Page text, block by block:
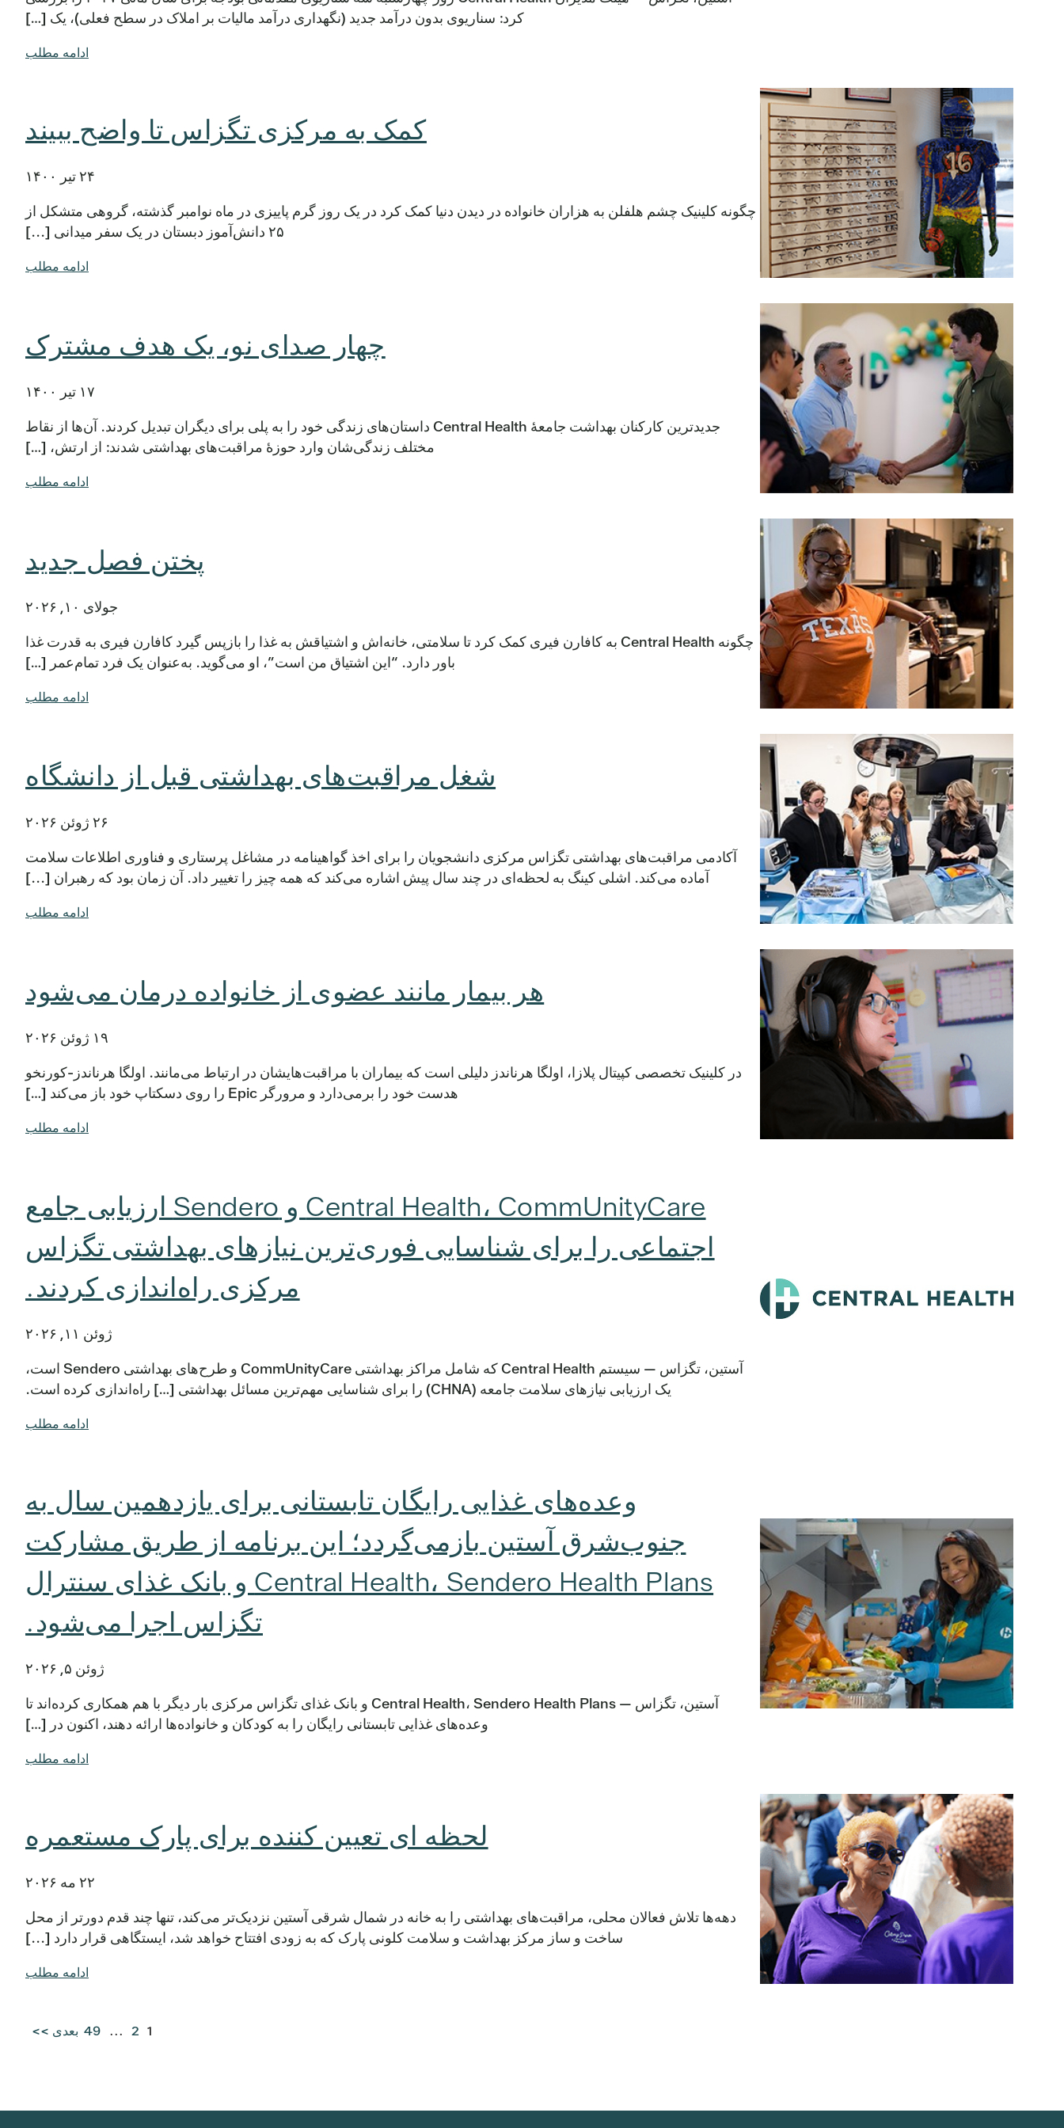
کرد: سناریوی بدون درآمد جدید (نگهداری درآمد مالیات بر املاک در سطح فعلی)، یک […]
ادامه مطلب
کمک به مرکزی تگزاس تا واضح ببیند
۲۴ تیر ۱۴۰۰
چگونه کلینیک چشم هلفلن به هزاران خانواده در دیدن دنیا کمک کرد در یک روز گرم پاییزی در ماه نوامبر گذشته، گروهی متشکل از
۲۵ دانش‌آموز دبستان در یک سفر میدانی [...]
ادامه مطلب
چهار صدای نو، یک هدف مشترک
۱۷ تیر ۱۴۰۰
جدیدترین کارکنان بهداشت جامعهٔ Central Health داستان‌های زندگی خود را به پلی برای دیگران تبدیل کردند. آن‌ها از نقاط
مختلف زندگی‌شان وارد حوزهٔ مراقبت‌های بهداشتی شدند: از ارتش، […]
ادامه مطلب
پختن فصل جدید
جولای ۱۰, ۲۰۲۶
چگونه Central Health به کافارن فیری کمک کرد تا سلامتی، خانه‌اش و اشتیاقش به غذا را بازپس گیرد کافارن فیری به قدرت غذا
باور دارد. “این اشتیاق من است”، او می‌گوید. به‌عنوان یک فرد تمام‌عمر […]
ادامه مطلب
شغل مراقبت‌های بهداشتی قبل از دانشگاه
۲۶ ژوئن ۲۰۲۶
آکادمی مراقبت‌های بهداشتی تگزاس مرکزی دانشجویان را برای اخذ گواهینامه در مشاغل پرستاری و فناوری اطلاعات سلامت
آماده می‌کند. اشلی کینگ به لحظه‌ای در چند سال پیش اشاره می‌کند که همه چیز را تغییر داد. آن زمان بود که رهبران [...]
ادامه مطلب
هر بیمار مانند عضوی از خانواده درمان می‌شود
۱۹ ژوئن ۲۰۲۶
در کلینیک تخصصی کپیتال پلازا، اولگا هرناندز دلیلی است که بیماران با مراقبت‌هایشان در ارتباط می‌مانند. اولگا هرناندز-کورنخو
هدست خود را برمی‌دارد و مرورگر Epic را روی دسکتاپ خود باز می‌کند […]
ادامه مطلب
Central Health، CommUnityCare و Sendero ارزیابی جامع
اجتماعی را برای شناسایی فوری‌ترین نیازهای بهداشتی تگزاس
مرکزی راه‌اندازی کردند.
ژوئن ۱۱, ۲۰۲۶
آستین، تگزاس — سیستم Central Health که شامل مراکز بهداشتی CommUnityCare و طرح‌های بهداشتی Sendero است،
یک ارزیابی نیازهای سلامت جامعه (CHNA) را برای شناسایی مهم‌ترین مسائل بهداشتی […] راه‌اندازی کرده است.
ادامه مطلب
وعده‌های غذایی رایگان تابستانی برای یازدهمین سال به
جنوب‌شرق آستین بازمی‌گردد؛ این برنامه از طریق مشارکت
Central Health، Sendero Health Plans و بانک غذای سنترال
تگزاس اجرا می‌شود.
ژوئن ۵, ۲۰۲۶
آستین، تگزاس — Central Health، Sendero Health Plans و بانک غذای تگزاس مرکزی بار دیگر با هم همکاری کرده‌اند تا
وعده‌های غذایی تابستانی رایگان را به کودکان و خانواده‌ها ارائه دهند، اکنون در […]
ادامه مطلب
لحظه ای تعیین کننده برای پارک مستعمره
۲۲ مه ۲۰۲۶
دهه‌ها تلاش فعالان محلی، مراقبت‌های بهداشتی را به خانه در شمال شرقی آستین نزدیک‌تر می‌کند، تنها چند قدم دورتر از محل
ساخت و ساز مرکز بهداشت و سلامت کلونی پارک که به زودی افتتاح خواهد شد، ایستگاهی قرار دارد [...]
ادامه مطلب
1
2
...
49 بعدی >>